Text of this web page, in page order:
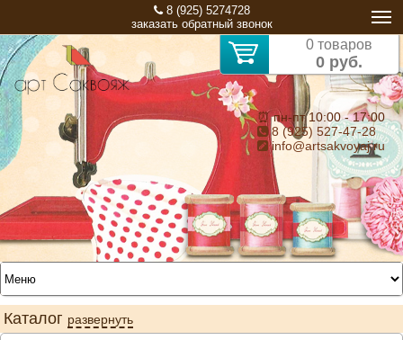
8 (925) 5274728
заказать обратный звонок
0 товаров
0 руб.
⏰ пн-пт 10:00 - 17:00
8 (925) 527-47-28
info@artsakvoyaj.ru
Каталог развернуть